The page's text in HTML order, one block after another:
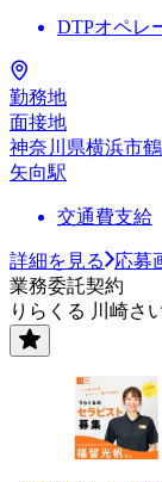
DTPオペレ
勤務地
面接地
神奈川県横浜市
矢向駅
交通費支給
詳細を見る
応募
業務委託契約
りらくる 川崎さ